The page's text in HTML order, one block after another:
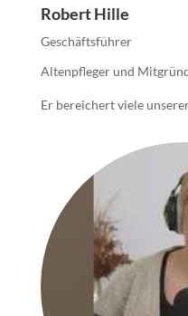
Robert Hille
Geschäftsführer
Altenpfleger und
Er bereichert viele